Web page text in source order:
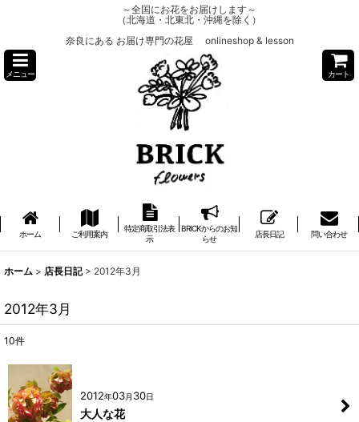
～全国にお花をお届けします～
（北海道・北東北・沖縄を除く）
奈良にある お届け専門の花屋 onlineshop & lesson
メニュー カート
ホーム ご利用案内
特定商取引法表
示
BRICKからのお知
らせ
店長日記 問い合わせ
ホーム > 店長日記 > 2012年3月
2012年3月
10件
2012年03月 30日
大人な花